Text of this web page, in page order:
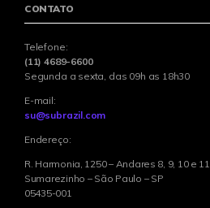
CONTATO
Telefone:
(11) 4689-6600
Segunda a sexta, das 09h as 18h30
E-mail:
su@subrazil.com
Endereço:
R. Harmonia, 1250 – Andares 8, 9, 10 e 11
Sumarezinho – São Paulo – SP
05435-001